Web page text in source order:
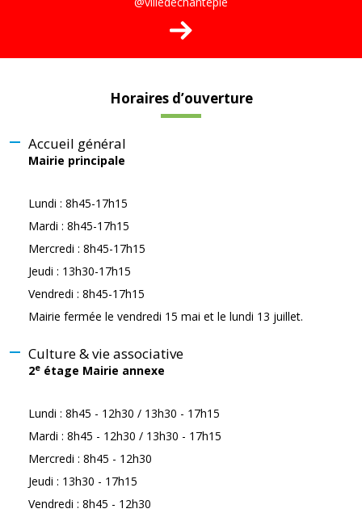
Horaires d’ouverture
Accueil général
Mairie principale
Lundi : 8h45-17h15
Mardi : 8h45-17h15
Mercredi : 8h45-17h15
Jeudi : 13h30-17h15
Vendredi : 8h45-17h15
Mairie fermée le vendredi 15 mai et le lundi 13 juillet.
Culture & vie associative
2e étage Mairie annexe
Lundi : 8h45 - 12h30 / 13h30 - 17h15
Mardi : 8h45 - 12h30 / 13h30 - 17h15
Mercredi : 8h45 - 12h30
Jeudi : 13h30 - 17h15
Vendredi : 8h45 - 12h30